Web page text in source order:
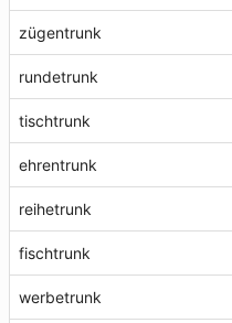
zügentrunk
rundetrunk
tischtrunk
ehrentrunk
reihetrunk
fischtrunk
werbetrunk